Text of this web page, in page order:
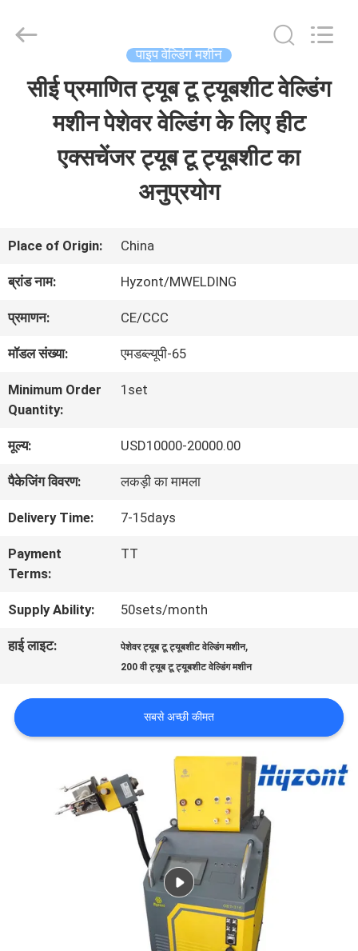
बारे
कारखाना
भ्रमण
गुणवत्ता
नियंत्रण
एक
उद्धरण
का
करें
Industrial
Technologies
Reserved.
पाइप वेल्डिंग मशीन
सीई प्रमाणित ट्यूब टू ट्यूबशीट वेल्डिंग
मशीन पेशेवर वेल्डिंग के लिए हीट
एक्सचेंजर ट्यूब टू ट्यूबशीट का
अनुप्रयोग
Place of Origin: China
ब्रांड नाम: Hyzont/MWELDING
प्रमाणन: CE/CCC
मॉडल संख्या: एमडब्ल्यूपी-65
Minimum Order
Quantity:
1set
मूल्य: USD10000-20000.00
पैकेजिंग विवरण: लकड़ी का मामला
Delivery Time: 7-15days
Payment
Terms:
TT
Supply Ability: 50sets/month
हाई लाइट: पेशेवर ट्यूब टू ट्यूबशीट वेल्डिंग मशीन,
200 वी ट्यूब टू ट्यूबशीट वेल्डिंग मशीन
सबसे अच्छी कीमत